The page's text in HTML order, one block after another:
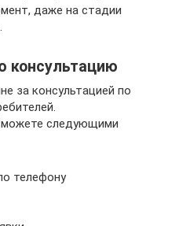
даже на стадии
консультацию
за консультацией по
следующими
телефону